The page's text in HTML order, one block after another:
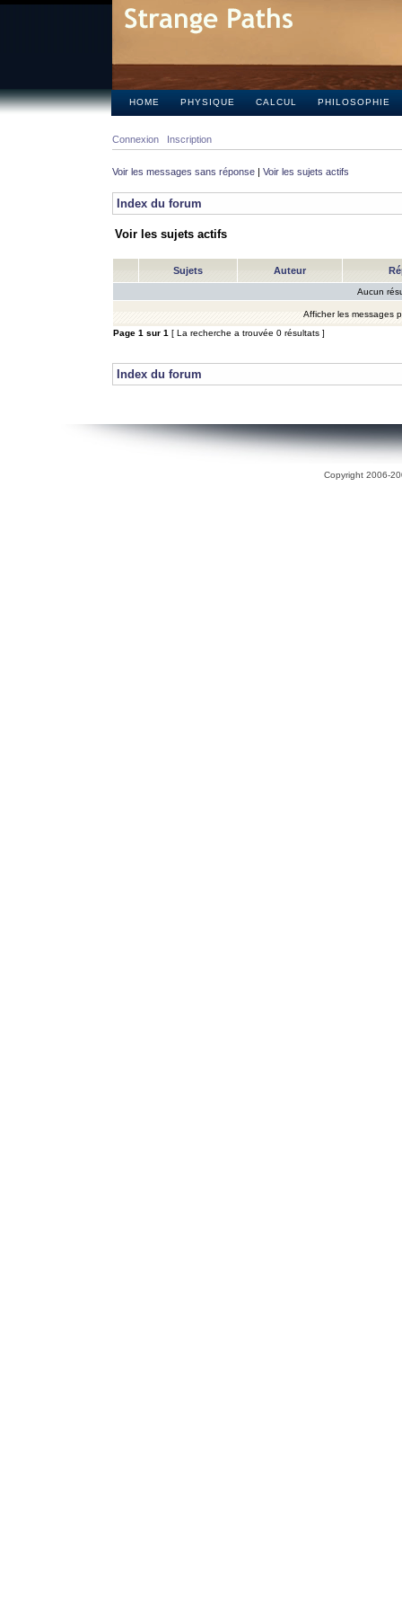
HOME PHYSIQUE CALCUL PHILOSOPHIE
Connexion Inscription
Voir les messages sans réponse | Voir les sujets actifs
Index du forum
Voir les sujets actifs
Sujets Auteur
Aucun
Afficher les messages
Page 1 sur 1 [ La recherche a trouvée 0 résultats ]
Index du forum
Copyright 2006-